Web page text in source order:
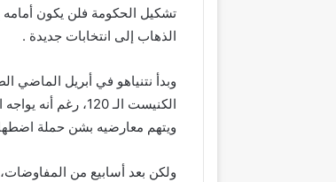
تشكيل الحكومة فلن يكون أمامه
الذهاب إلى انتخابات جديدة .
الكنيست الـ 120،
ويتهم معارضيه بشن حملة
ولكن بعد أسابيع من